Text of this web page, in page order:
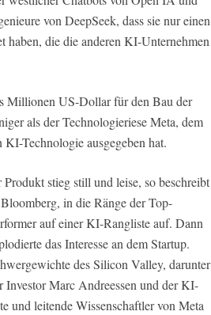
von DeepSeek, dass sie nur einen
haben, die die anderen KI-Unternehmen
Millionen US-Dollar für den Bau der
als der Technologieriese Meta, dem
Technologie ausgegeben hat.
Produkt stieg still und leise, so beschreibt
in die Ränge der Top-
auf einer KI-Rangliste auf. Dann
das Interesse an dem Startup.
des Silicon Valley, darunter
Investor Marc Andreessen und der KI-
und leitende Wissenschaftler von Meta